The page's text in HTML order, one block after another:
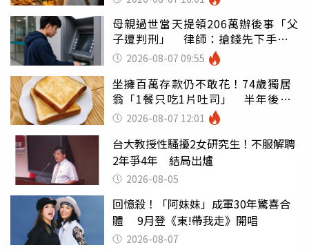
母親過世當天提領206萬辦後事「父
子遭判刑」 律師：搶錢先下手是
罪 2026-08-07 09:55
坐擁百萬存款仍不敢花！74歲獨居
翁「1餐只吃1片吐司」 半年後暴
瘦嚇壞女兒
2026-08-07 12:01
台大教授性騷擾2女研究生！不服解聘
2年爭4年 結局出爐
2026-08-05
回憶殺！「阿妹妹」成軍30年驚喜合
體 9月登《東!帶我走》開唱
2026-08-07